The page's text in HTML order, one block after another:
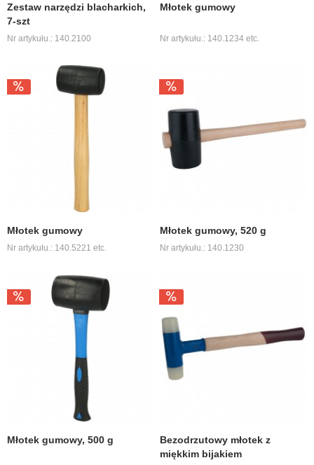
Zestaw narzędzi blacharkich,
7-szt
Nr artykułu.: 140.2100
Młotek gumowy
Nr artykułu.: 140.1234 etc.
Młotek gumowy
Nr artykułu.: 140.5221 etc.
Młotek gumowy, 520 g
Nr artykułu.: 140.1230
Młotek gumowy, 500 g
Bezodrzutowy młotek z
miękkim bijakiem